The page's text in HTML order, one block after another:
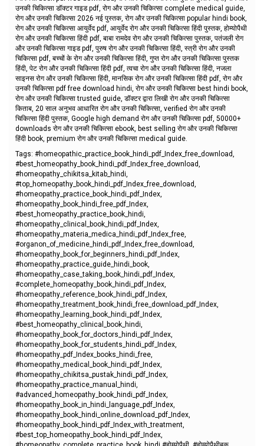
उनकी चिकित्सा डॉक्टर गाइड pdf, रोग और उनकी चिकित्सा complete medical guide,
रोग और उनकी चिकित्सा 2026 नई पुस्तक, रोग और उनकी चिकित्सा popular hindi book,
रोग और उनकी चिकित्सा आयुर्वेद pdf, आयुर्वेद रोग और उनकी चिकित्सा हिंदी पुस्तक, होम्योपैथी
रोग और उनकी चिकित्सा हिंदी pdf, बाबा रामदेव रोग और उनकी चिकित्सा पुस्तक, पतंजली रोग
और उनकी चिकित्सा गाइड pdf, पुरुष रोग और उनकी चिकित्सा हिंदी, स्त्री रोग और उनकी
चिकित्सा pdf, बच्चों के रोग और उनकी चिकित्सा हिंदी, गुप्त रोग और उनकी चिकित्सा पुस्तक
हिंदी, पेट रोग और उनकी चिकित्सा हिंदी pdf, त्वचा रोग और उनकी चिकित्सा हिंदी, नजला
साइनस रोग और उनकी चिकित्सा हिंदी, मानसिक रोग और उनकी चिकित्सा हिंदी pdf, रोग और
उनकी चिकित्सा pdf free download hindi, रोग और उनकी चिकित्सा best hindi book,
रोग और उनकी चिकित्सा trusted guide, डॉक्टर द्वारा लिखी रोग और उनकी चिकित्सा
किताब, 20 साल अनुभव आधारित रोग और उनकी चिकित्सा, verified रोग और उनकी
चिकित्सा हिंदी पुस्तक, Google high demand रोग और उनकी चिकित्सा pdf, 50000+
downloads रोग और उनकी चिकित्सा ebook, best selling रोग और उनकी चिकित्सा
हिंदी book, premium रोग और उनकी चिकित्सा medical guide.
Tags: #homeopathic_practice_book_hindi_pdf_Index_free_download,
#best_homeopathy_book_hindi_pdf_Index_free_download,
#homeopathy_chikitsa_kitab_hindi,
#top_homeopathy_book_hindi_pdf_Index_free_download,
#homeopathy_practice_book_hindi_pdf_Index,
#homeopathy_book_hindi_free_pdf_Index,
#best_homeopathy_practice_book_hindi,
#homeopathy_clinical_book_hindi_pdf_Index,
#homeopathy_materia_medica_hindi_pdf_Index_free,
#organon_of_medicine_hindi_pdf_Index_free_download,
#homeopathy_book_for_beginners_hindi_pdf_Index,
#homeopathy_practice_guide_hindi_book,
#homeopathy_case_taking_book_hindi_pdf_Index,
#complete_homeopathy_book_hindi_pdf_Index,
#homeopathy_reference_book_hindi_pdf_Index,
#homeopathy_treatment_book_hindi_free_download_pdf_Index,
#homeopathy_learning_book_hindi_pdf_Index,
#best_homeopathy_clinical_book_hindi,
#homeopathy_book_for_doctors_hindi_pdf_Index,
#homeopathy_book_for_students_hindi_pdf_Index,
#homeopathy_pdf_Index_books_hindi_free,
#homeopathy_medical_book_hindi_pdf_Index,
#homeopathy_chikitsa_pustak_hindi_pdf_Index,
#homeopathy_practice_manual_hindi,
#advanced_homeopathy_book_hindi_pdf_Index,
#homeopathy_book_in_hindi_language_pdf_Index,
#homeopathy_book_hindi_online_download_pdf_Index,
#homeopathy_book_hindi_pdf_Index_with_treatment,
#best_top_homeopathy_book_hindi_pdf_Index,